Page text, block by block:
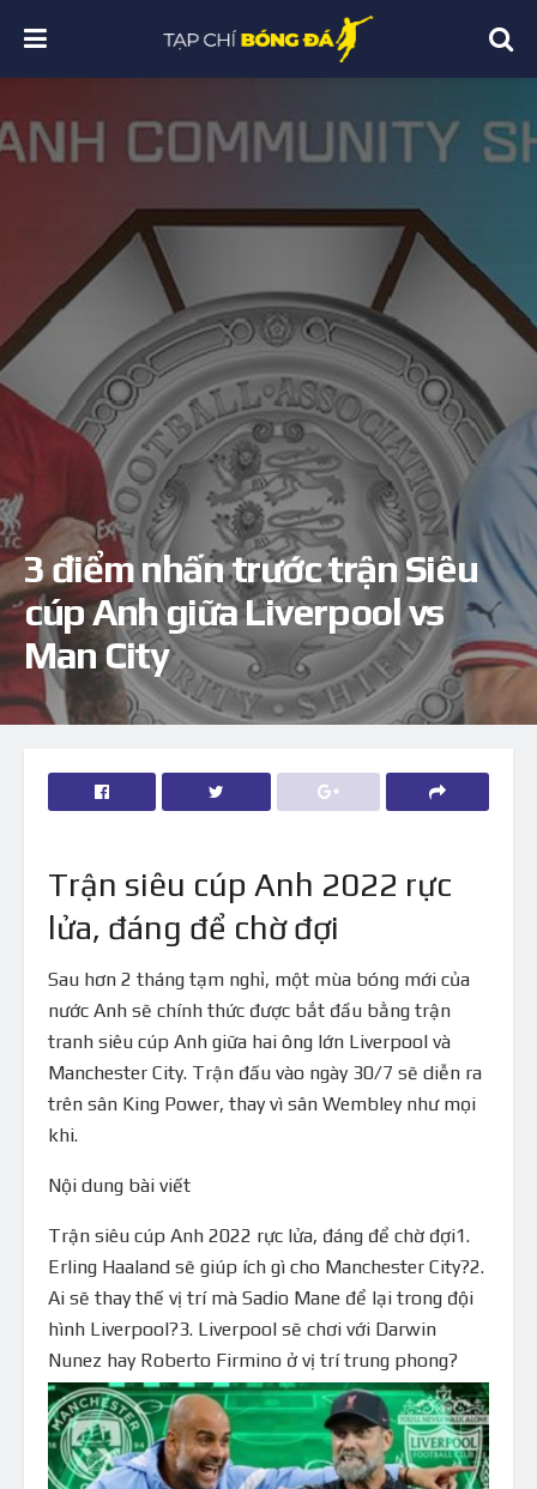
3 điểm nhấn trước trận Siêu
cúp Anh giữa Liverpool vs
Man City
Trận siêu cúp Anh 2022 rực
lửa, đáng để chờ đợi
Sau hơn 2 tháng tạm nghỉ, một mùa bóng mới của
nước Anh sẽ chính thức được bắt đầu bằng trận
tranh siêu cúp Anh giữa hai ông lớn Liverpool và
Manchester City. Trận đấu vào ngày 30/7 sẽ diễn ra
trên sân King Power, thay vì sân Wembley như mọi
khi.
Nội dung bài viết
Trận siêu cúp Anh 2022 rực lửa, đáng để chờ đợi1.
Erling Haaland sẽ giúp ích gì cho Manchester City?2.
Ai sẽ thay thế vị trí mà Sadio Mane để lại trong đội
hình Liverpool?3. Liverpool sẽ chơi với Darwin
Nunez hay Roberto Firmino ở vị trí trung phong?